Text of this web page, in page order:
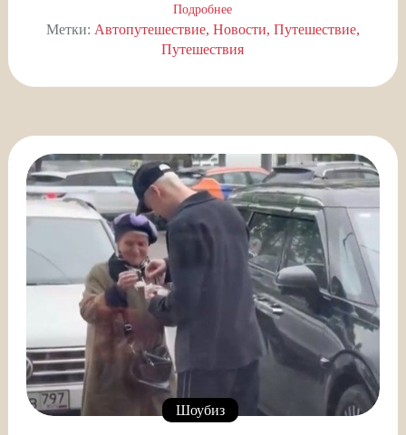
Подробнее
Метки: Автопутешествие Новости Путешествие
Путешествия
Шоубиз